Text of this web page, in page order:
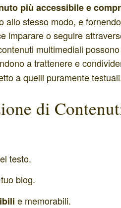
più accessibile e
allo stesso modo, e
imparare o seguire
multimediali
a trattenere e
a quelli puramente
di
testo.
blog.
e memorabili.